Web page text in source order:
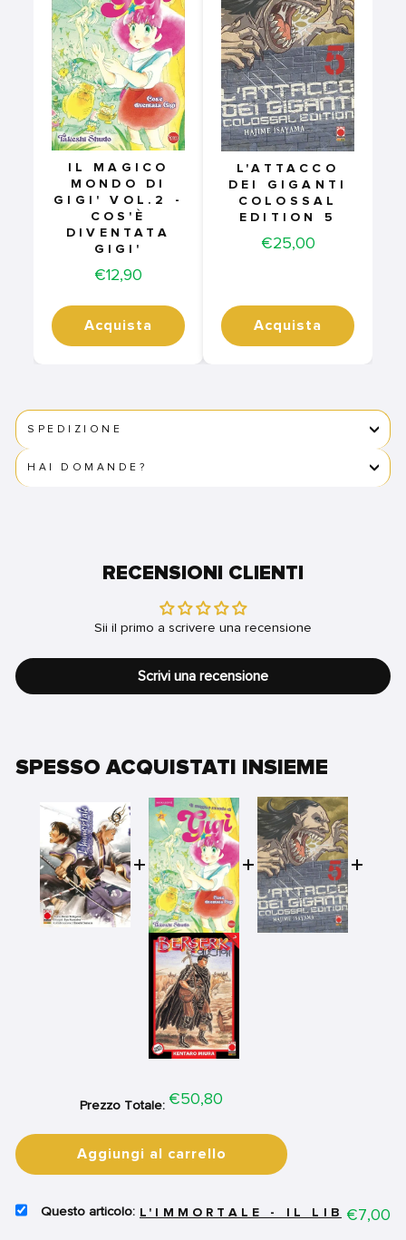
IL MAGICO
MONDO DI
GIGI' VOL.2 -
COS'È
DIVENTATA
GIGI'
Price
€12,90
Acquista
L'ATTACCO
DEI GIGANTI
COLOSSAL
EDITION 5
Price
€25,00
Acquista
SPEDIZIONE
HAI DOMANDE?
RECENSIONI CLIENTI
Sii il primo a scrivere una recensione
Scrivi una recensione
SPESSO ACQUISTATI INSIEME
Prezzo Totale: Price
€50,80
Aggiungi al carrello
SELECT
L'IMMORTALE - IL LIBROPrice
€7,00